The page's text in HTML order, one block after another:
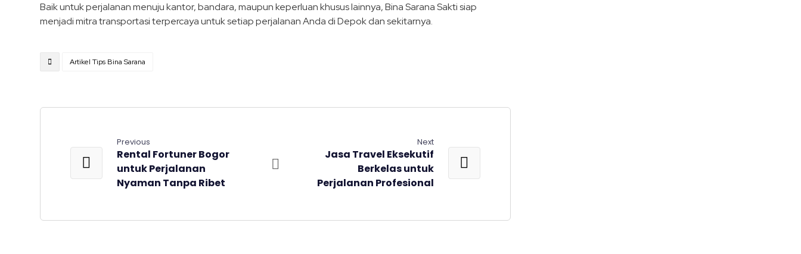
Baik untuk perjalanan menuju kantor, bandara, maupun keperluan khusus lainnya, Bina Sarana Sakti siap
menjadi mitra transportasi terpercaya untuk setiap perjalanan Anda di Depok dan sekitarnya.
Artikel Tips Bina Sarana
Previous
Rental Fortuner Bogor
untuk Perjalanan
Nyaman Tanpa Ribet
Next
Jasa Travel Eksekutif
Berkelas untuk
Perjalanan Profesional